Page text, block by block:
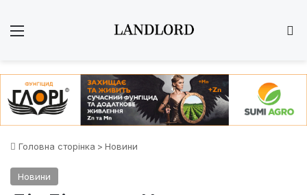
Головна сторінка > Новини
Новини